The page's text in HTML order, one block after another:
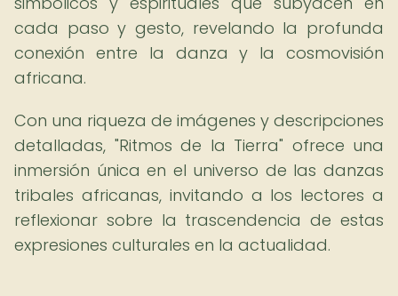
cada paso y gesto, revelando la profunda
conexión entre la danza y la cosmovisión
africana.
Con una riqueza de imágenes y descripciones
detalladas, "Ritmos de la Tierra" ofrece una
inmersión única en el universo de las danzas
tribales africanas, invitando a los lectores a
reflexionar sobre la trascendencia de estas
expresiones culturales en la actualidad.